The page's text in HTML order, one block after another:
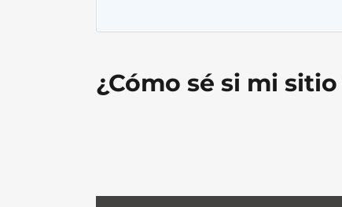
¿Cómo sé si mi